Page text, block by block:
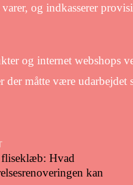
og indkasserer
og internet webshops
der måtte være udarbejdet
fliseklæb: Hvad
kan